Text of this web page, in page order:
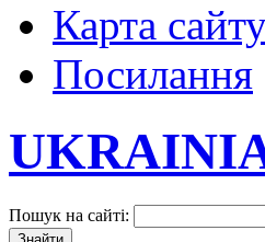
Карта
Посилання
Пошук на сайті: